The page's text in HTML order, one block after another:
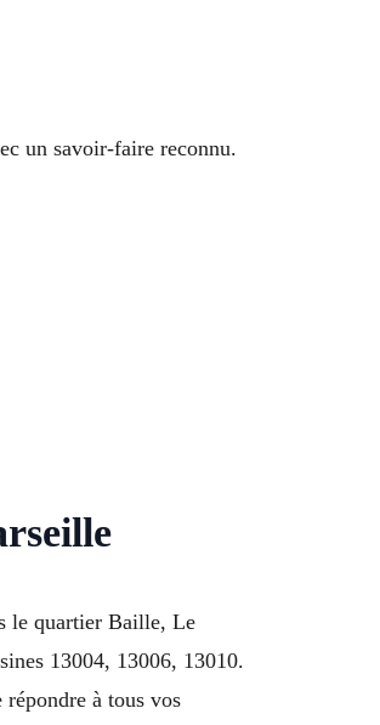
un savoir-faire reconnu.
le quartier Baille, Le
13004, 13006, 13010.
à tous vos